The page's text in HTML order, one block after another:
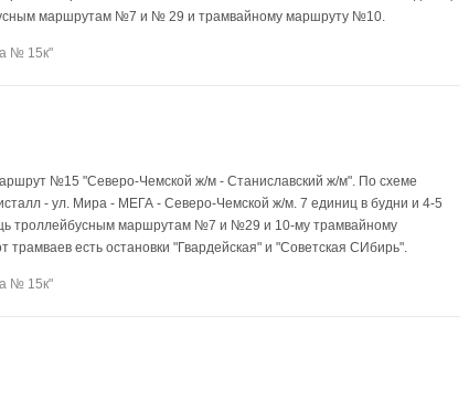
маршрутам №7 и № 29 и трамвайному маршруту №10.
№ 15к"
№15 "Северо-Чемской ж/м - Станиславский ж/м". По схеме
- ул. Мира - МЕГА - Северо-Чемской ж/м. 7 единиц в будни и 4-5
троллейбусным маршрутам №7 и №29 и 10-му трамвайному
трамваев есть остановки "Гвардейская" и "Советская СИбирь".
№ 15к"